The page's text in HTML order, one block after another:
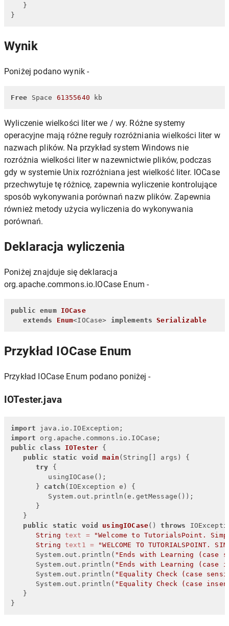
   }
}
Wynik
Poniżej podano wynik -
Free Space 61355640 kb
Wyliczenie wielkości liter we / wy. Różne systemy
operacyjne mają różne reguły rozróżniania wielkości liter w
nazwach plików. Na przykład system Windows nie
rozróżnia wielkości liter w nazewnictwie plików, podczas
gdy w systemie Unix rozróżniana jest wielkość liter. IOCase
przechwytuje tę różnicę, zapewnia wyliczenie kontrolujące
sposób wykonywania porównań nazw plików. Zapewnia
również metody użycia wyliczenia do wykonywania
porównań.
Deklaracja wyliczenia
Poniżej znajduje się deklaracja
org.apache.commons.io.IOCase Enum -
public enum
IOCase
extends
Enum<IOCase> implements Serializable
Przykład IOCase Enum
Przykład IOCase Enum podano poniżej -
IOTester.java
import
import
public
class IOTester {
public
static void main (String[] args)
{
try {
         usingIOCase();
      }
catch (IOException e) {
         System.out.println(e.getMessage());
      }
   }
public
static void usingIOCase() throws
String text =
"Welcome to TutorialsPoint.
String text1 =
"WELCOME TO TUTORIALSPOINT.
      System.out.println(
"Ends with Learning (case
      System.out.println(
"Ends with Learning
      System.out.println(
"Equality Check (case
      System.out.println(
"Equality Check (case
   }
}